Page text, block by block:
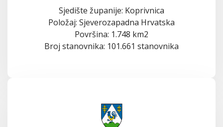
Sjedište županije: Koprivnica
Položaj: Sjeverozapadna Hrvatska
Površina: 1.748 km2
Broj stanovnika: 101.661 stanovnika